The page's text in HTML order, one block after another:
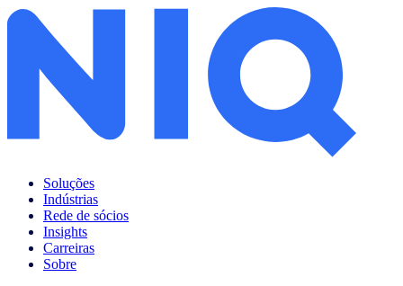
Soluções
Indústrias
Rede de sócios
Insights
Carreiras
Sobre